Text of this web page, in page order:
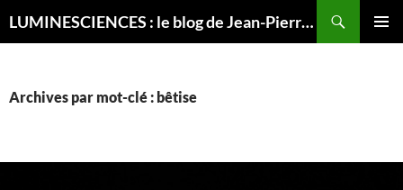
LUMINESCIENCES : le blog de Jean-Pierre LUMINET, astrophysicien
Archives par mot-clé : bêtise